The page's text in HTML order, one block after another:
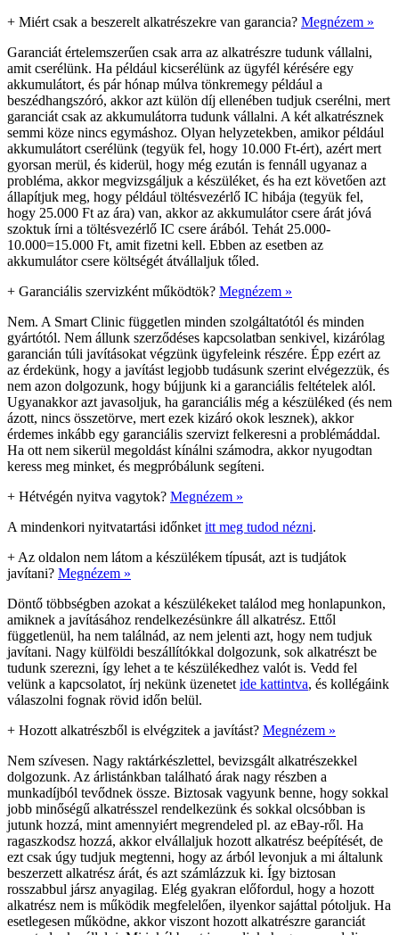
+ Miért csak a beszerelt alkatrészekre van garancia? Megnézem »
Garanciát értelemszerűen csak arra az alkatrészre tudunk vállalni,
amit cserélünk. Ha például kicserélünk az ügyfél kérésére egy
akkumulátort, és pár hónap múlva tönkremegy például a
beszédhangszóró, akkor azt külön díj ellenében tudjuk cserélni, mert
garanciát csak az akkumulátorra tudunk vállalni. A két alkatrésznek
semmi köze nincs egymáshoz. Olyan helyzetekben, amikor például
akkumulátort cserélünk (tegyük fel, hogy 10.000 Ft-ért), azért mert
gyorsan merül, és kiderül, hogy még ezután is fennáll ugyanaz a
probléma, akkor megvizsgáljuk a készüléket, és ha ezt követően azt
állapítjuk meg, hogy például töltésvezérlő IC hibája (tegyük fel,
hogy 25.000 Ft az ára) van, akkor az akkumulátor csere árát jóvá
szoktuk írni a töltésvezérlő IC csere árából. Tehát 25.000-
10.000=15.000 Ft, amit fizetni kell. Ebben az esetben az
akkumulátor csere költségét átvállaljuk tőled.
+ Garanciális szervizként működtök? Megnézem »
Nem. A Smart Clinic független minden szolgáltatótól és minden
gyártótól. Nem állunk szerződéses kapcsolatban senkivel, kizárólag
garancián túli javításokat végzünk ügyfeleink részére. Épp ezért az
az érdekünk, hogy a javítást legjobb tudásunk szerint elvégezzük, és
nem azon dolgozunk, hogy bújjunk ki a garanciális feltételek alól.
Ugyanakkor azt javasoljuk, ha garanciális még a készüléked (és nem
ázott, nincs összetörve, mert ezek kizáró okok lesznek), akkor
érdemes inkább egy garanciális szervizt felkeresni a problémáddal.
Ha ott nem sikerül megoldást kínálni számodra, akkor nyugodtan
keress meg minket, és megpróbálunk segíteni.
+ Hétvégén nyitva vagytok? Megnézem »
A mindenkori nyitvatartási időnket itt meg tudod nézni.
+ Az oldalon nem látom a készülékem típusát, azt is tudjátok
javítani? Megnézem »
Döntő többségben azokat a készülékeket találod meg honlapunkon,
amiknek a javításához rendelkezésünkre áll alkatrész. Ettől
függetlenül, ha nem találnád, az nem jelenti azt, hogy nem tudjuk
javítani. Nagy külföldi beszállítókkal dolgozunk, sok alkatrészt be
tudunk szerezni, így lehet a te készülékedhez valót is. Vedd fel
velünk a kapcsolatot, írj nekünk üzenetet ide kattintva, és kollégáink
válaszolni fognak rövid időn belül.
+ Hozott alkatrészből is elvégzitek a javítást? Megnézem »
Nem szívesen. Nagy raktárkészlettel, bevizsgált alkatrészekkel
dolgozunk. Az árlistánkban található árak nagy részben a
munkadíjból tevődnek össze. Biztosak vagyunk benne, hogy sokkal
jobb minőségű alkatrésszel rendelkezünk és sokkal olcsóbban is
jutunk hozzá, mint amennyiért megrendeled pl. az eBay-ről. Ha
ragaszkodsz hozzá, akkor elvállaljuk hozott alkatrész beépítését, de
ezt csak úgy tudjuk megtenni, hogy az árból levonjuk a mi általunk
beszerzett alkatrész árát, és azt számlázzuk ki. Így biztosan
rosszabbul jársz anyagilag. Elég gyakran előfordul, hogy a hozott
alkatrész nem is működik megfelelően, ilyenkor sajáttal pótoljuk. Ha
esetlegesen működne, akkor viszont hozott alkatrészre garanciát